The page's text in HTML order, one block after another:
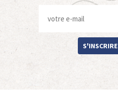
S'INSCRIRE